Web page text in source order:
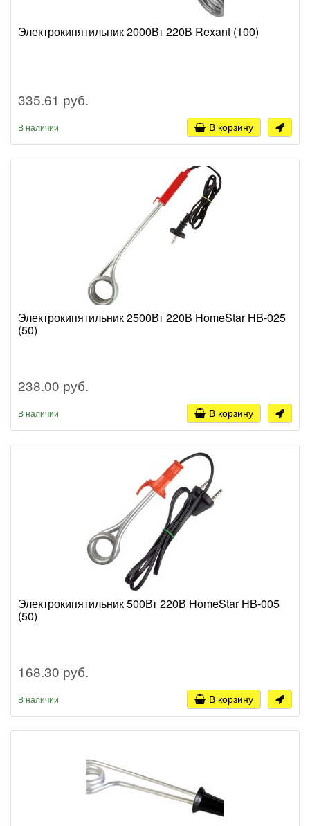
Электрокипятильник 2000Вт 220В Rexant (100)
335.61 руб.
В наличии В корзину
Электрокипятильник 2500Вт 220В HomeStar HB-025
(50)
238.00 руб.
В наличии В корзину
Электрокипятильник 500Вт 220В HomeStar HB-005
(50)
168.30 руб.
В наличии В корзину